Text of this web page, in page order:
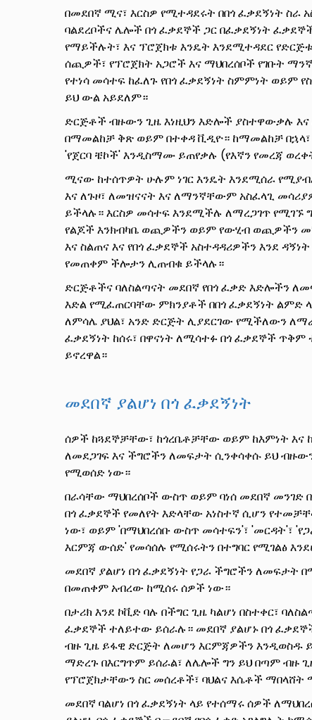
በመደበኛ ሚና፣ እርስዎ የሚተዳደሩት በበጎ ፈቃደኝነት ስራ
ባልደረቦችና ሌሎች በጎ ፈቃደኞች ጋር በፈቃደኝነት
የማይችሉት፣ እና ፕሮጀክቱ እንዴት እንደሚተዳደር
ሰጪዎች፣ የፕሮጀክት አጋሮች እና ማህበረሰቦች የገቡት
የተነሳ መሳተፍ ከፈለጉ የበጎ ፈቃደኝነት ስምምነት ወይም
ይህ ውል አይደለም።
ድርጅቶች ብዙውን ጊዜ እነዚህን እድሎች ያስተዋውቃሉ
በማመልከቻ ቅጽ ወይም በተቀዳ ቪዲዮ። ከማመልከቻ
'የጀርባ ቼኮች' እንዲስማሙ ይጠየቃሉ (የእኛን የመረጃ
ሚናው ከተሰጥዎት ሁሉም ነገር እንዴት እንደሚሰራ
እና ለጉዞ፣ ለመዝናናት እና ለማንኛቸውም አስፈላጊ
ይችላሉ። እርስዎ መሳተፍ እንደሚችሉ ለማረጋገጥ የሚገኙ
የልጆች እንክብካቤ ወጪዎችን ወይም የውሂብ ወጪዎችን
እና ስልጠና እና የበጎ ፈቃደኞች አስተዳዳሪዎችን እንደ
የመጠቀም ችሎታን ሊጠብቁ ይችላሉ።
ድርጅቶችና ባለስልጣናት መደበኛ የበጎ ፈቃድ እድሎችን
እድል የሚፈጠርባቸው ምክንያቶች በበጎ ፈቃደኝነት ልምድ
ለምሳሌ ያህል፣ አንድ ድርጅት ሊያደርገው የሚችለውን
ፈቃደኝነት ከሰሩ፣ በዋናነት ለሚሳተፉ በጎ ፈቃደኞች
ይኖረዋል።
መደበኛ ያልሆነ በጎ ፈቃደኝነት
ሰዎች ከጓደኞቻቸው፣ ከጎረቤቶቻቸው ወይም ከእምነት እና
ለመደጋገፍ እና ችግሮችን ለመፍታት ሲንቀሳቀሱ ይህ
የሚወሰድ ነው።
በራሳቸው ማህበረሰቦች ውስጥ ወይም ባነሰ መደበኛ መንገድ
በጎ ፈቃደኞች የመለየት እድላቸው አነስተኛ ሲሆን
ነው፣ ወይም 'በማህበረሰቡ ውስጥ መሳተፍን'፣ 'መርዳት'፣
እርምጃ ውሰድ' የመሳሰሉ የሚሰሩትን በተግባር የሚገልፅ
መደበኛ ያልሆነ በጎ ፈቃደኝነት የጋራ ችግሮችን ለመፍታት
በመጠቀም አብረው ከሚሰሩ ሰዎች ነው።
በታሪክ እንደ ኮቪድ ባሉ በችግር ጊዜ ካልሆነ በስተቀር፣
ፈቃደኞች ተለይተው ይሰራሉ። መደበኛ ያልሆኑ በጎ
ብዙ ጊዜ ይፋዊ ድርጅት ለመሆን እርምጃዎችን እንዲወስዱ
ማድረጉ በእርግጥም ይሰራል፣ ለሌሎች ግን ይህ በጣም ብዙ
የፕሮጀክታቸውን ስር መሰረቶች፣ ባህልና እሴቶች ማበላሸት
መደበኛ ባልሆነ በጎ ፈቃደኝነት ላይ የተሰማሩ ሰዎች